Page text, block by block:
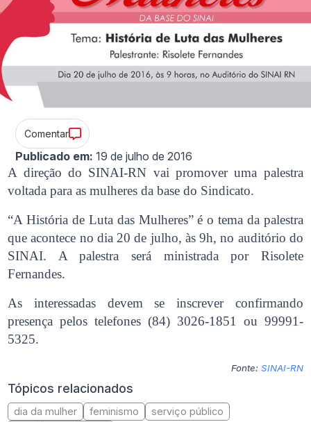
Comentar
Publicado em: 19 de julho de 2016
A direção do SINAI-RN vai promover uma palestra
voltada para as mulheres da base do Sindicato.
“A História de Luta das Mulheres” é o tema da palestra
que acontece no dia 20 de julho, às 9h, no auditório do
SINAI. A palestra será ministrada por Risolete
Fernandes.
As interessadas devem se inscrever confirmando
presença pelos telefones (84) 3026-1851 ou 99991-
5325.
Fonte: SINAI-RN
Tópicos relacionados
dia da mulher feminismo
serviço público